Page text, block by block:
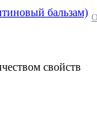
бальзам)
свойств